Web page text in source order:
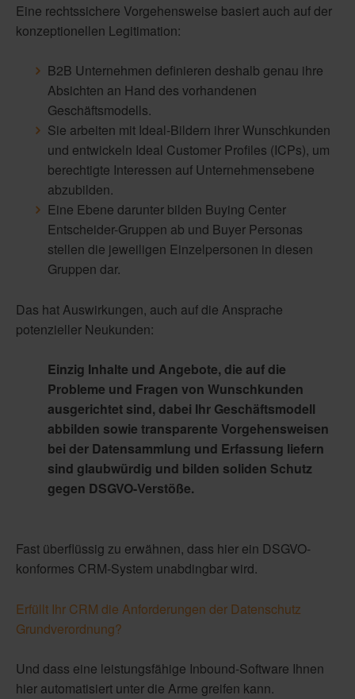
Eine rechtssichere Vorgehensweise basiert auch auf der
konzeptionellen Legitimation:
B2B Unternehmen definieren deshalb genau ihre
Absichten an Hand des vorhandenen
Geschäftsmodells.
Sie arbeiten mit Ideal-Bildern ihrer Wunschkunden
und entwickeln Ideal Customer Profiles (ICPs), um
berechtigte Interessen auf Unternehmensebene
abzubilden.
Eine Ebene darunter bilden Buying Center
Entscheider-Gruppen ab und Buyer Personas
stellen die jeweiligen Einzelpersonen in diesen
Gruppen dar.
Das hat Auswirkungen, auch auf die Ansprache
potenzieller Neukunden:
Einzig Inhalte und Angebote, die auf die
Probleme und Fragen von Wunschkunden
ausgerichtet sind, dabei Ihr Geschäftsmodell
abbilden sowie transparente Vorgehensweisen
bei der Datensammlung und Erfassung liefern
sind glaubwürdig und bilden soliden Schutz
gegen DSGVO-Verstöße.
Fast überflüssig zu erwähnen, dass hier ein DSGVO-
konformes CRM-System unabdingbar wird.
Erfüllt Ihr CRM die Anforderungen der Datenschutz
Grundverordnung?
Und dass eine leistungsfähige Inbound-Software Ihnen
hier automatisiert unter die Arme greifen kann.